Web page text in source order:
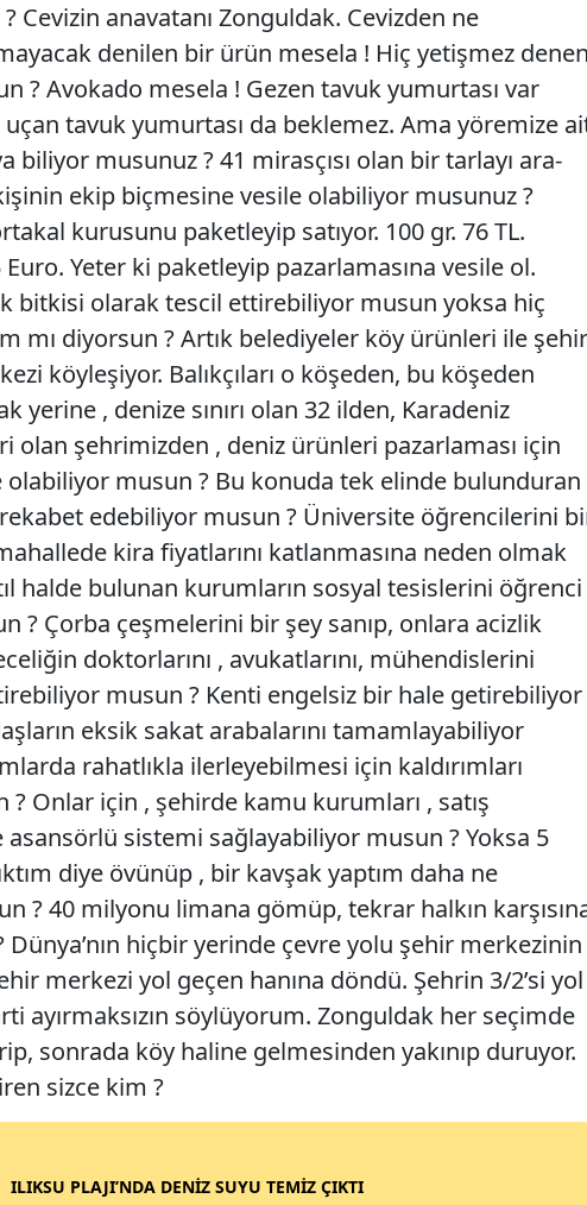
Cevizin anavatanı Zonguldak. Cevizden ne
denilen bir ürün mesela ! Hiç yetişmez
? Avokado mesela ! Gezen tavuk yumurtası var
tavuk yumurtası da beklemez. Ama yöremize
biliyor musunuz ? 41 mirasçısı olan bir tarlayı ara-
ekip biçmesine vesile olabiliyor musunuz ?
kurusunu paketleyip satıyor. 100 gr. 76 TL.
Yeter ki paketleyip pazarlamasına vesile ol.
bitkisi olarak tescil ettirebiliyor musun yoksa hiç
mı diyorsun ? Artık belediyeler köy ürünleri ile şehir
köyleşiyor. Balıkçıları o köşeden, bu köşeden
yerine , denize sınırı olan 32 ilden, Karadeniz
olan şehrimizden , deniz ürünleri pazarlaması için
olabiliyor musun ? Bu konuda tek elinde bulunduran
edebiliyor musun ? Üniversite öğrencilerini
kira fiyatlarını katlanmasına neden olmak
halde bulunan kurumların sosyal tesislerini öğrenci
? Çorba çeşmelerini bir şey sanıp, onlara acizlik
doktorlarını , avukatlarını, mühendislerini
musun ? Kenti engelsiz bir hale getirebiliyor
eksik sakat arabalarını tamamlayabiliyor
rahatlıkla ilerleyebilmesi için kaldırımları
Onlar için , şehirde kamu kurumları , satış
sistemi sağlayabiliyor musun ? Yoksa 5
diye övünüp , bir kavşak yaptım daha ne
? 40 milyonu limana gömüp, tekrar halkın
Dünya’nın hiçbir yerinde çevre yolu şehir merkezinin
merkezi yol geçen hanına döndü. Şehrin 3/2’si yol
ayırmaksızın söylüyorum. Zonguldak her seçimde
sonrada köy haline gelmesinden yakınıp duruyor.
sizce kim ?
ILIKSU PLAJI’NDA DENİZ SUYU TEMİZ ÇIKTI